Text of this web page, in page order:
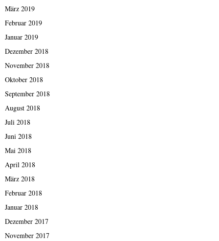
März 2019
Februar 2019
Januar 2019
Dezember 2018
November 2018
Oktober 2018
September 2018
August 2018
Juli 2018
Juni 2018
Mai 2018
April 2018
März 2018
Februar 2018
Januar 2018
Dezember 2017
November 2017